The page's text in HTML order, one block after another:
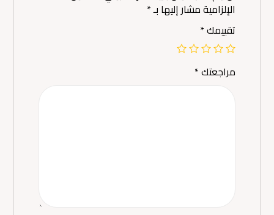
الإلزامية مشار إليها بـ*
تقييمك*
مراجعتك*